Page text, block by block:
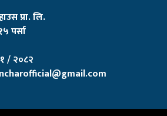
प्रा. लि.
पर्सा
/ २०८२